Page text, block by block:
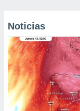
Noticias